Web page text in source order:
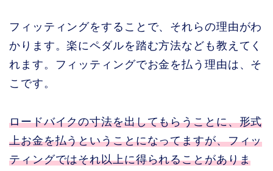
フィッティングをすることで、それらの理由がわ
かります。楽にペダルを踏む方法なども教えてく
れます。フィッティングでお金を払う理由は、そ
こです。
ロードバイクの寸法を出してもらうことに、形式
上お金を払うということになってますが、フィッ
ティングではそれ以上に得られることがありま